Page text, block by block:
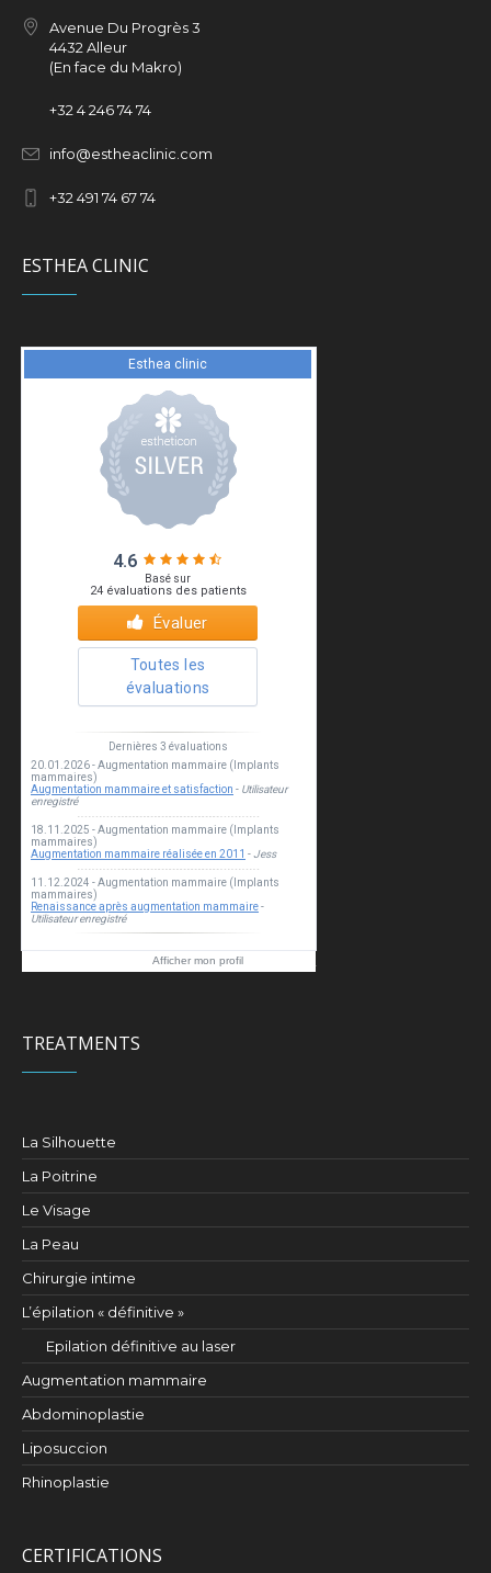
Avenue Du Progrès 3
4432 Alleur
(En face du Makro)
+324 246 74 74
info@estheaclinic.com
+32 491 74 67 74
ESTHEA CLINIC
Afficher mon profil
TREATMENTS
La Silhouette
La Poitrine
Le Visage
La Peau
Chirurgie intime
L’épilation « définitive »
Epilation définitive au laser
Augmentation mammaire
Abdominoplastie
Liposuccion
Rhinoplastie
CERTIFICATIONS